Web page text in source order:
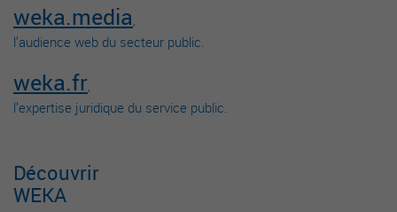
weka.media,
l’audience web du secteur public.
weka.fr,
l’expertise juridique du service public.
Découvrir
WEKA